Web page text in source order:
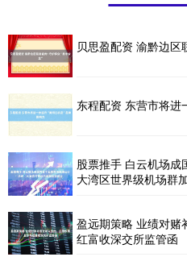
贝思盈配资 渝黔边区
东程配资 东营市将进
股票推手 白云机场成
大湾区世界级机场群
盈远期策略 业绩对赌
红富收深交所监管函